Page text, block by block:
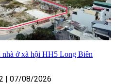
ở xã hội HH5 Long Biên
| 07/08/2026